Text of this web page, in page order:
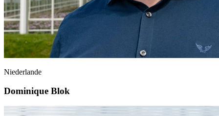
Niederlande
Dominique Blok